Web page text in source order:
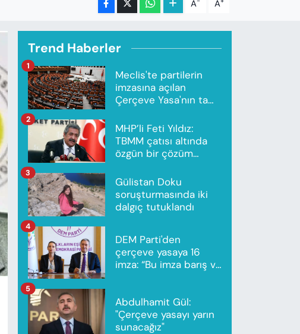
A A
Trend Haberler
Meclis'te partilerin
imzasına açılan
Çerçeve Yasa'nın tam
1
MHP’li Feti Yıldız:
TBMM çatısı altında
özgün bir çözüm
2
Gülistan Doku
soruşturmasında iki
dalgıç tutuklandı
3
DEM Parti'den
çerçeve yasaya 16
imza: “Bu imza barış ve
4
Abdulhamit Gül:
"Çerçeve yasayı yarın
sunacağız"
5